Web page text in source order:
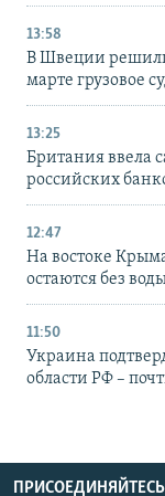
13:58
В Швеции
марте грузовое
13:25
Британия ввела
российских
12:47
На востоке
остаются без
11:50
Украина
области РФ –